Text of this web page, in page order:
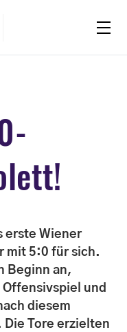
erste Wiener
mit 5:0 für sich.
Beginn an,
und
diesem
Tore erzielten